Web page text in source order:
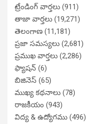
ట్రేండింగ్ వార్తలు (911)
తాజా వార్తలు (19,271)
తెలంగాణ (11,181)
ప్రజా సమస్యలు (2,681)
ప్రముఖ వార్తలు (2,286)
ఫ్యాషన్ (6)
బిజినెస్ (65)
ముఖ్య కథనాలు (78)
రాజకీయం (943)
విద్య & ఉద్యోగము (496)